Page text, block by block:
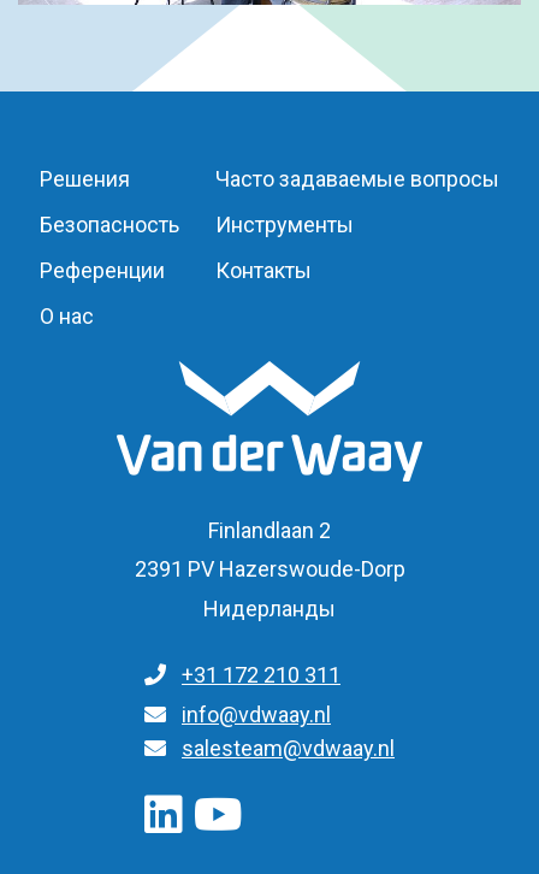
Решения
Безопасность
Референции
О нас
Часто задаваемые вопросы
Инструменты
Контакты
Finlandlaan 2
2391 PV Hazerswoude-Dorp
Нидерланды
+31 172 210 311
Для общих запросов
info@vdwaay.nl
salesteam@vdwaay.nl